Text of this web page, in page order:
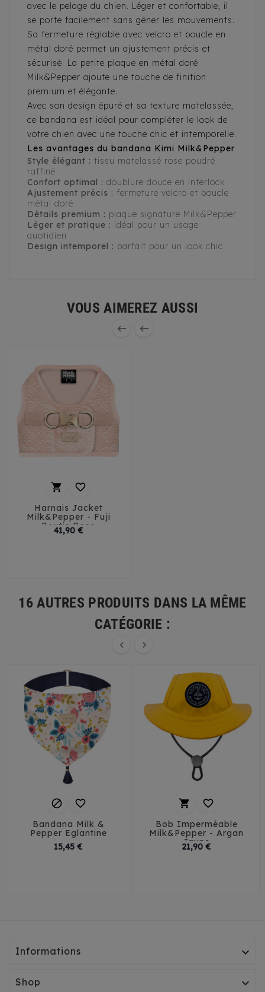
avec le pelage du chien. Léger et confortable, il
se porte facilement sans gêner les mouvements.
Sa fermeture réglable avec velcro et boucle en
métal doré permet un ajustement précis et
sécurisé. La petite plaque en métal doré
Milk&Pepper ajoute une touche de finition
premium et élégante.
Avec son design épuré et sa texture matelassée,
ce bandana est idéal pour compléter le look de
votre chien avec une touche chic et intemporelle.
Les avantages du bandana Kimi Milk&Pepper
Style élégant : tissu matelassé rose poudré
raffiné
Confort optimal : doublure douce en interlock
Ajustement précis : fermeture velcro et boucle
métal doré
Détails premium : plaque signature Milk&Pepper
Léger et pratique : idéal pour un usage
quotidien
Design intemporel : parfait pour un look chic
VOUS AIMEREZ AUSSI
 
 
Harnais Jacket
Milk&Pepper - Fuji
Boutis Rose
41,90 €Prix
16 AUTRES PRODUITS DANS LA MÊME
CATÉGORIE :
 
 
Bandana Milk &
Pepper Eglantine
15,45 €
 
Bob Imperméable
Milk&Pepper - Argan
Jaune
21,90 €
Informations 
Shop 